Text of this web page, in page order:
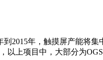
2015年，触摸屏产能将
上项目中，大部分为